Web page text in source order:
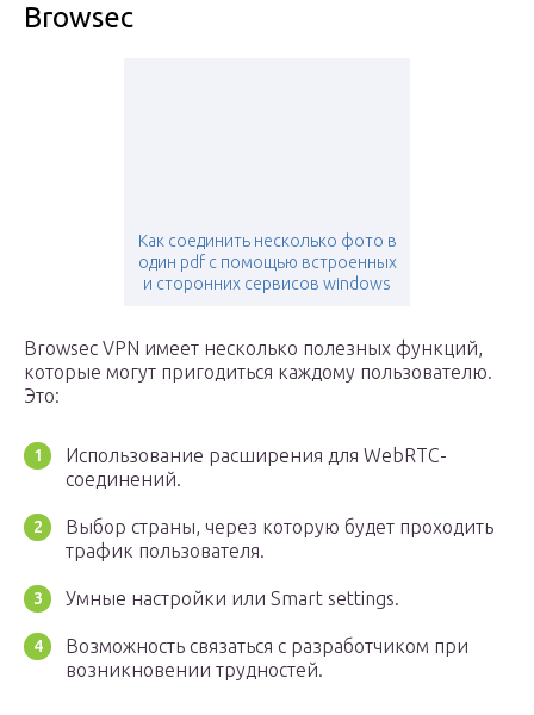
Browsec
Как соединить несколько фото в
один pdf с помощью встроенных
и сторонних сервисов windows
Browsec VPN имеет несколько полезных функций,
которые могут пригодиться каждому пользователю.
Это:
Использование расширения для WebRTC-
соединений.
Выбор страны, через которую будет проходить
трафик пользователя.
Умные настройки или Smart settings.
Возможность связаться с разработчиком при
возникновении трудностей.